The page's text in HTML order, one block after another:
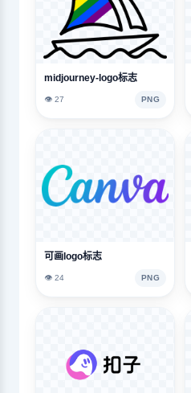
midjourney-logo标志
👁️ 27 PNG
可画logo标志
👁️ 24 PNG